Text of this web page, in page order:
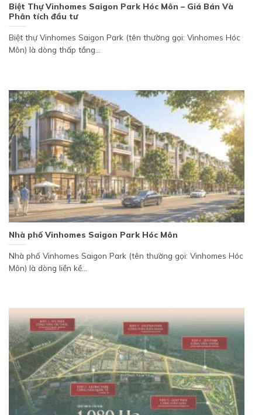
Biệt Thự Vinhomes Saigon Park Hóc Môn – Giá Bán Và
Phân tích đầu tư
Biệt thự Vinhomes Saigon Park (tên thường gọi: Vinhomes Hóc
Môn) là dòng thấp tầng...
Nhà phố Vinhomes Saigon Park Hóc Môn
Nhà phố Vinhomes Saigon Park (tên thường gọi: Vinhomes Hóc
Môn) là dòng liền kề...